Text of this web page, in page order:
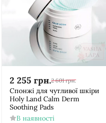
2 255 грн.2 601 грн.
Спонжі для чутливої шкіри
Holy Land Calm Derm
Soothing Pads
В наявності